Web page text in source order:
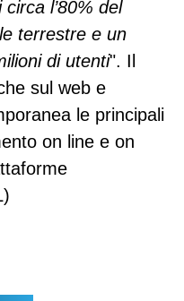
l’80% del
terrestre e un
di utenti". Il
sul web e
le principali
on line e on